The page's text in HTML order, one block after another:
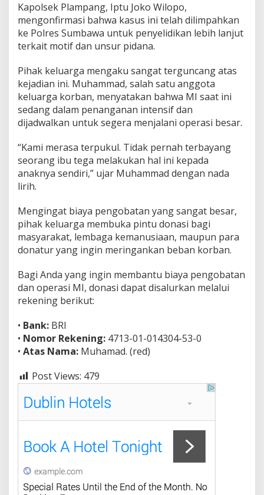
Kapolsek Plampang, Iptu Joko Wilopo,
mengonfirmasi bahwa kasus ini telah dilimpahkan
ke Polres Sumbawa untuk penyelidikan lebih lanjut
terkait motif dan unsur pidana.
Pihak keluarga mengaku sangat terguncang atas
kejadian ini. Muhammad, salah satu anggota
keluarga korban, menyatakan bahwa MI saat ini
sedang dalam penanganan intensif dan
dijadwalkan untuk segera menjalani operasi besar.
“Kami merasa terpukul. Tidak pernah terbayang
seorang ibu tega melakukan hal ini kepada
anaknya sendiri,” ujar Muhammad dengan nada
lirih.
Mengingat biaya pengobatan yang sangat besar,
pihak keluarga membuka pintu donasi bagi
masyarakat, lembaga kemanusiaan, maupun para
donatur yang ingin meringankan beban korban.
Bagi Anda yang ingin membantu biaya pengobatan
dan operasi MI, donasi dapat disalurkan melalui
rekening berikut:
• Bank: BRI
• Nomor Rekening: 4713-01-014304-53-0
• Atas Nama: Muhamad. (red)
Post Views: 479